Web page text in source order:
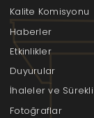
Kalite Komisyonu
Haberler
Etkinlikler
Duyurular
İhaleler ve
Fotoğraflar